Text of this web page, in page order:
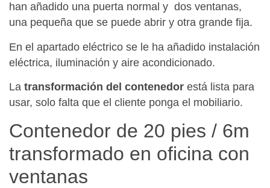
han añadido una puerta normal y dos ventanas,
una pequeña que se puede abrir y otra grande fija.
En el apartado eléctrico se le ha añadido instalación
eléctrica, iluminación y aire acondicionado.
La transformación del contenedor está lista para
usar, solo falta que el cliente ponga el mobiliario.
Contenedor de 20 pies / 6m
transformado en oficina con
ventanas